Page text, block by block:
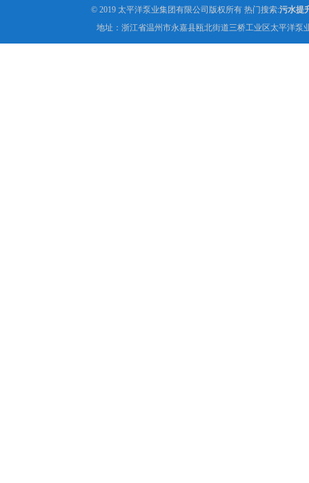
© 2019 太平洋泵业集团有限公司版权所有 热门搜索:污水提
地址：浙江省温州市永嘉县瓯北街道三桥工业区太平洋泵